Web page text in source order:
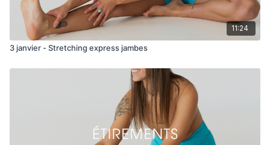
11:24
3 janvier - Stretching express jambes